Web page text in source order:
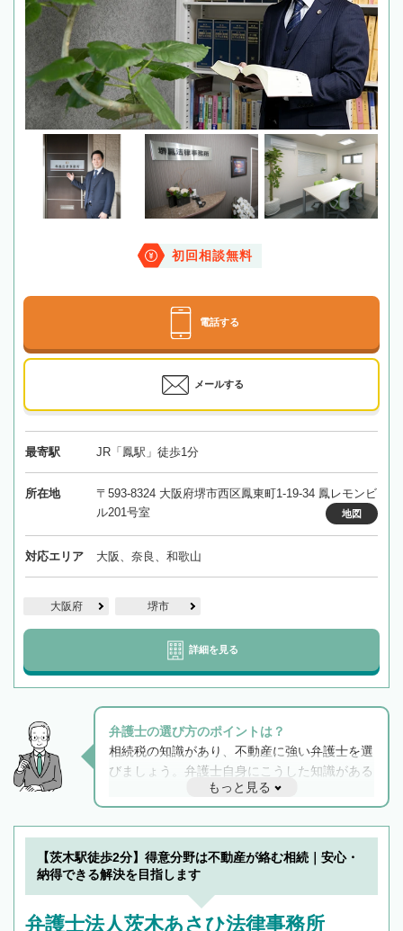
初回相談無料
電話する
メールする
最寄駅 JR「鳳駅」徒歩1分
所在地
〒593-8324 大阪府堺市西区鳳東町1-19-34 鳳レモンビ
ル201号室
地図
対応エリア 大阪、奈良、和歌山
大阪府 堺市
詳細を見る
弁護士の選び方のポイントは？
相続税の知識があり、不動産に強い弁護士を選
びましょう。弁護士自身にこうした知識がある
と他士業との連携もスムーズに進み、トラブル
解決のみならず相続をトータルで任せることが
できます。また、相続は感情がからむ分野なの
でフィーリングも重要です。実際に電話や面談
で複数の弁護士と会話をしてウマが合う方に依
もっと見る
【茨木駅徒歩2分】得意分野は不動産が絡む相続｜安心・
納得できる解決を目指します
弁護士法人茨木あさひ法律事務所